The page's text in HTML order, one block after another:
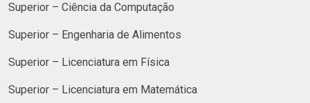
Superior – Ciência da Computação
Superior – Engenharia de Alimentos
Superior – Licenciatura em Física
Superior – Licenciatura em Matemática